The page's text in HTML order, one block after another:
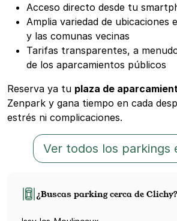
Acceso directo desde tu
Amplia variedad de ubicaciones
y las comunas vecinas
Tarifas transparentes, a
de los aparcamientos públicos
Reserva ya tu plaza de
Zenpark y gana tiempo en cada
estrés ni complicaciones.
Ver todos los parkings
¿Buscas parking cerca de Clichy?